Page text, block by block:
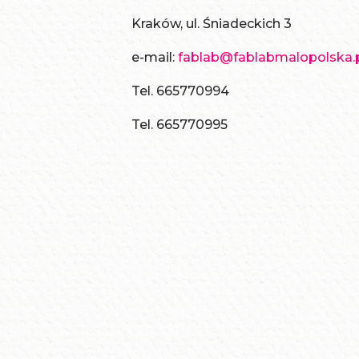
Kraków, ul. Śniadeckich 3
e-mail:
Tel. 665770994
Tel. 665770995